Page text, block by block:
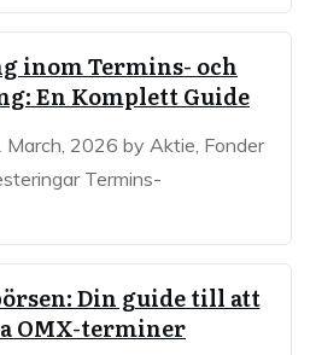
inom Termins- och
En Komplett Guide
2026 by Aktie, Fonder
Termins-
Din guide till att
OMX-terminer